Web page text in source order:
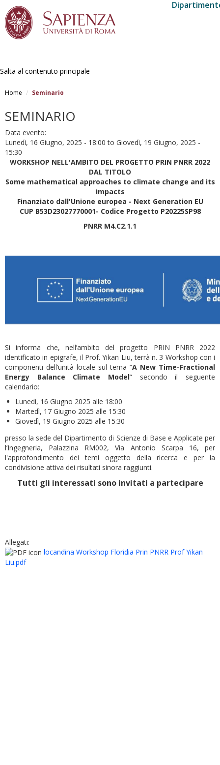
Salta al contenuto principale
Home Seminario
SEMINARIO
Data evento:
Lunedì, 16 Giugno, 2025 - 18:00 to Giovedì, 19 Giugno, 2025 -
15:30
WORKSHOP NELL'AMBITO DEL PROGETTO PRIN PNRR 2022
DAL TITOLO
Some mathematical approaches to climate change and its
impacts
Finanziato dall'Unione europea - Next Generation EU
CUP B53D23027770001- Codice Progetto P20225SP98
PNRR M4.C2.1.1
Si informa che, nell’ambito del progetto PRIN PNRR 2022
identificato in epigrafe, il Prof. Yikan Liu, terrà n. 3 Workshop con i
componenti dell’unità locale sul tema “A New Time-Fractional
Energy Balance Climate Model” secondo il seguente
calendario:
Lunedì, 16 Giugno 2025 alle 18:00
Martedì, 17 Giugno 2025 alle 15:30
Giovedì, 19 Giugno 2025 alle 15:30
presso la sede del Dipartimento di Scienze di Base e Applicate per
l’Ingegneria, Palazzina RM002, Via Antonio Scarpa 16, per
l'approfondimento dei temi oggetto della ricerca e per la
condivisione attiva dei risultati sinora raggiunti.
Tutti gli interessati sono invitati a partecipare
Allegati:
locandina Workshop Floridia Prin PNRR Prof Yikan
Liu.pdf